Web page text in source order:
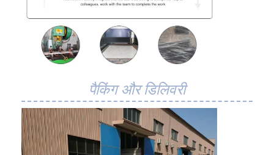
पैकिंग और डिलिवरी